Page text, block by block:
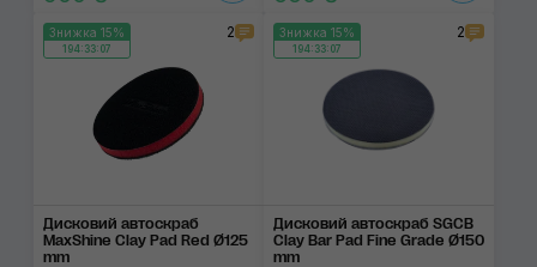
Знижка 15%
194:33:07
2
Дисковий автоскраб
MaxShine Clay Pad Red Ø125
mm
Знижка 15%
194:33:07
2
Дисковий автоскраб SGCB
Clay Bar Pad Fine Grade Ø150
mm